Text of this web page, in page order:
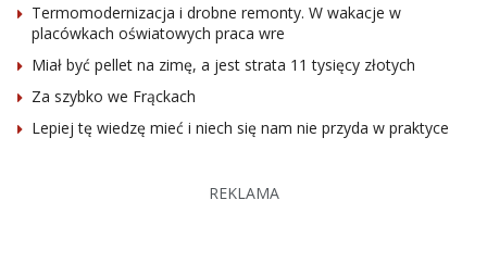
Termomodernizacja i drobne remonty. W wakacje w
placówkach oświatowych praca wre
Miał być pellet na zimę, a jest strata 11 tysięcy złotych
Za szybko we Frąckach
Lepiej tę wiedzę mieć i niech się nam nie przyda w praktyce
REKLAMA